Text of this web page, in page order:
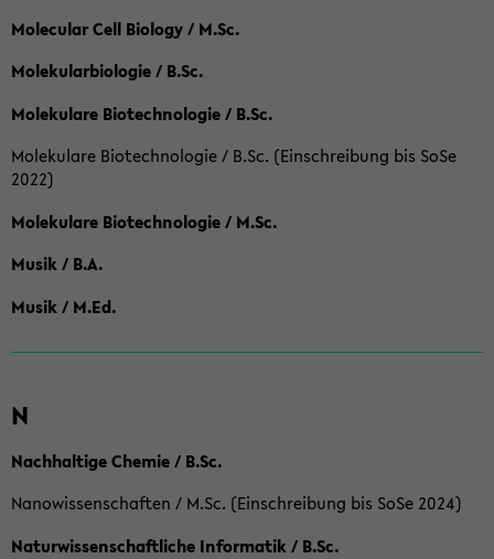
Molecular Cell Biology / M.Sc.
Molekularbiologie / B.Sc.
Molekulare Biotechnologie / B.Sc.
Molekulare Biotechnologie / B.Sc. (Einschreibung bis SoSe
2022)
Molekulare Biotechnologie / M.Sc.
Musik / B.A.
Musik / M.Ed.
N
Nachhaltige Chemie / B.Sc.
Nanowissenschaften / M.Sc. (Einschreibung bis SoSe 2024)
Naturwissenschaftliche Informatik / B.Sc.